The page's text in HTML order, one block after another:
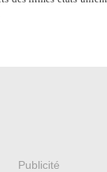
Publicité